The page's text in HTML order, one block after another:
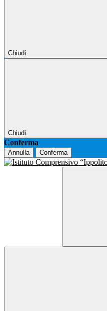
Chiudi
Chiudi
Conferma
Annulla Conferma